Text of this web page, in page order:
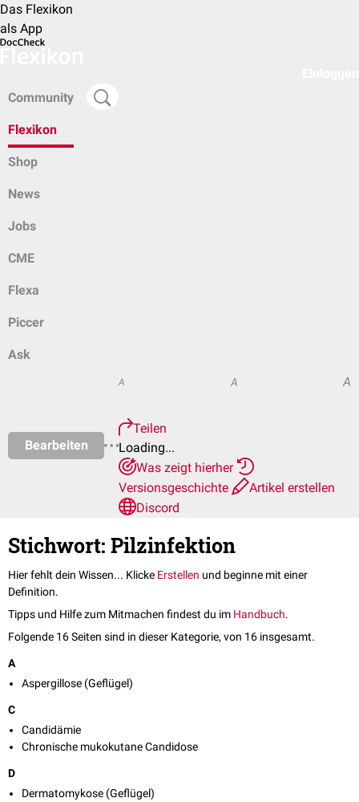
Das Flexikon
als App
Community
Flexikon
Shop
News
Jobs
CME
Flexa
Piccer
Ask
Bearbeiten
A A A
Teilen
Loading...
Was zeigt hierher
Versionsgeschichte
Artikel erstellen
Discord
Stichwort: Pilzinfektion
Hier fehlt dein Wissen... Klicke Erstellen und beginne mit einer
Definition.
Tipps und Hilfe zum Mitmachen findest du im Handbuch.
Folgende 16 Seiten sind in dieser Kategorie, von 16 insgesamt.
A
Aspergillose (Geflügel)
C
Candidämie
Chronische mukokutane Candidose
D
Dermatomykose (Geflügel)